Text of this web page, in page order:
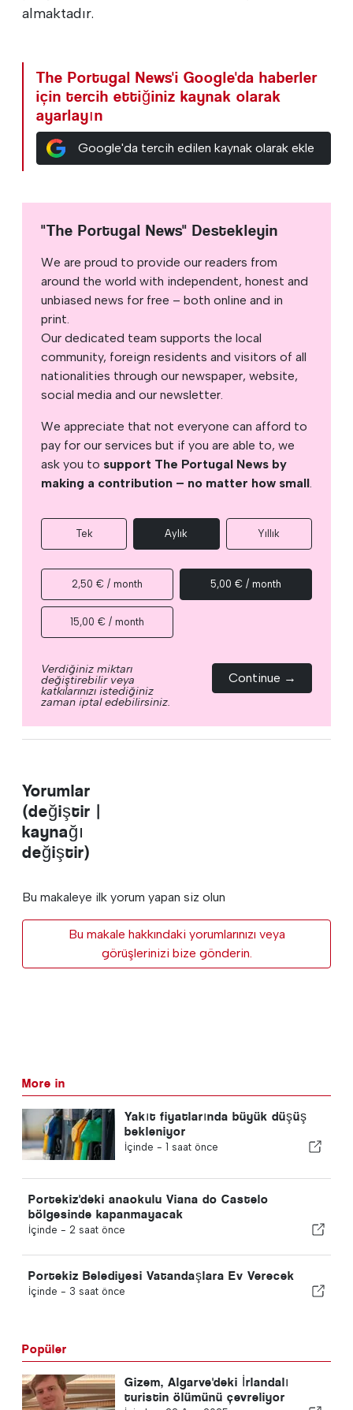
almaktadır.
The Portugal News'i Google'da haberler
için tercih ettiğiniz kaynak olarak
ayarlayın
Google'da tercih edilen kaynak olarak ekle
"The Portugal News" Destekleyin
We are proud to provide our readers from
around the world with independent, honest and
unbiased news for free – both online and in
print.
Our dedicated team supports the local
community, foreign residents and visitors of all
nationalities through our newspaper, website,
social media and our newsletter.
We appreciate that not everyone can afford to
pay for our services but if you are able to, we
ask you to support The Portugal News by
making a contribution – no matter how small.
Tek Aylık Yıllık
2,50 € / month 5,00 € / month
15,00 € / month
Verdiğiniz miktarı
değiştirebilir veya
katkılarınızı istediğiniz
zaman iptal edebilirsiniz.
Continue →
Yorumlar
(değiştir |
kaynağı
değiştir)
Bu makaleye ilk yorum yapan siz olun
Bu makale hakkındaki yorumlarınızı veya
görüşlerinizi bize gönderin.
More in
Yakıt fiyatlarında büyük düşüş
bekleniyor
İçinde - 1 saat önce
Portekiz'deki anaokulu Viana do Castelo
bölgesinde kapanmayacak
İçinde - 2 saat önce
Portekiz Belediyesi Vatandaşlara Ev Verecek
İçinde - 3 saat önce
Popüler
Gizem, Algarve'deki İrlandalı
turistin ölümünü çevreliyor